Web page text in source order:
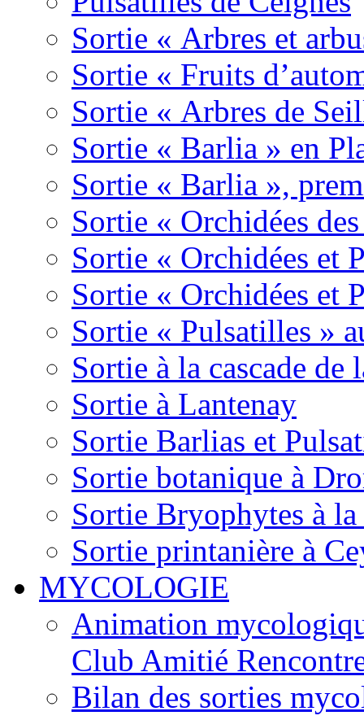
Sortie « Arbres et
Sortie « Fruits
Sortie « Arbres de
Sortie « Barlia » en
Sortie « Barlia »,
Sortie « Orchidées
Sortie « Orchidées et
Sortie « Orchidées et
Sortie « Pulsatilles »
Sortie à la cascade de
Sortie à Lantenay
Sortie Barlias et
Sortie botanique à
Sortie Bryophytes à la
Sortie printanière à
MYCOLOGIE
Animation
Club Amitié
Bilan des sorties